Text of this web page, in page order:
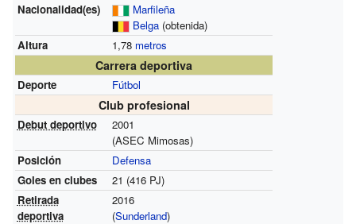
Nacionalidad(es)
Marfileña
Belga(obtenida)
Altura
1,78 metros
Carrera deportiva
Deporte Fútbol
Club profesional
Debut deportivo
2001
(ASEC Mimosas)
Posición
Defensa
Goles en clubes
21 (416 PJ)
Retirada
deportiva
2016
(Sunderland)